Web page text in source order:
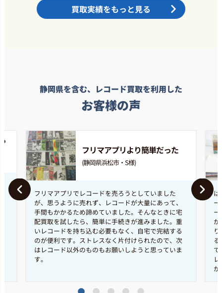
買取実績をもっと見る
静岡県を含む、レコード買取を利用した
お客様の声
フリマアプリより簡単だった
(静岡県浜松市・S様)
フリマアプリでレコードを売ろうとしていました
が、思うように売れず、レコードが大量にあって、
手間もかかるため諦めていました。そんなときに宅
配買取を試したら、簡単に手続きが進みました。重
いレコードを持ち込む必要もなく、自宅で完結する
のが便利です。ストレスなく片付けられたので、次
はレコード以外のものもお願いしようと思っていま
す。
が
が